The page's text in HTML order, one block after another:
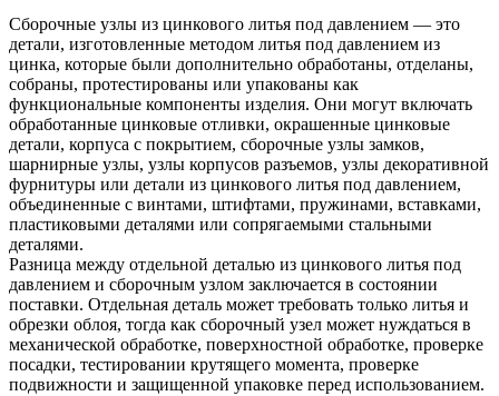
Сборочные узлы из цинкового литья под давлением — это
детали, изготовленные методом литья под давлением из
цинка, которые были дополнительно обработаны, отделаны,
собраны, протестированы или упакованы как
функциональные компоненты изделия. Они могут включать
обработанные цинковые отливки, окрашенные цинковые
детали, корпуса с покрытием, сборочные узлы замков,
шарнирные узлы, узлы корпусов разъемов, узлы декоративной
фурнитуры или детали из цинкового литья под давлением,
объединенные с винтами, штифтами, пружинами, вставками,
пластиковыми деталями или сопрягаемыми стальными
деталями.
Разница между отдельной деталью из цинкового литья под
давлением и сборочным узлом заключается в состоянии
поставки. Отдельная деталь может требовать только литья и
обрезки облоя, тогда как сборочный узел может нуждаться в
механической обработке, поверхностной обработке, проверке
посадки, тестировании крутящего момента, проверке
подвижности и защищенной упаковке перед использованием.